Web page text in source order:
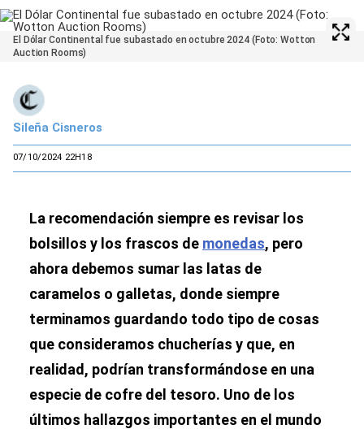
El Dólar Continental fue subastado en octubre 2024 (Foto: Wotton
Auction Rooms)
Sileña Cisneros
07/10/2024 22H18
La recomendación siempre es revisar los
bolsillos y los frascos de monedas, pero
ahora debemos sumar las latas de
caramelos o galletas, donde siempre
terminamos guardando todo tipo de cosas
que consideramos chucherías y que, en
realidad, podrían transformándose en una
especie de cofre del tesoro. Uno de los
últimos hallazgos importantes en el mundo